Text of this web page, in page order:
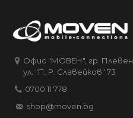
Офис "МОВЕН", гр. Плевен
ул. "П. Р. Славейков" 73
0700 11 778
shop@moven.bg